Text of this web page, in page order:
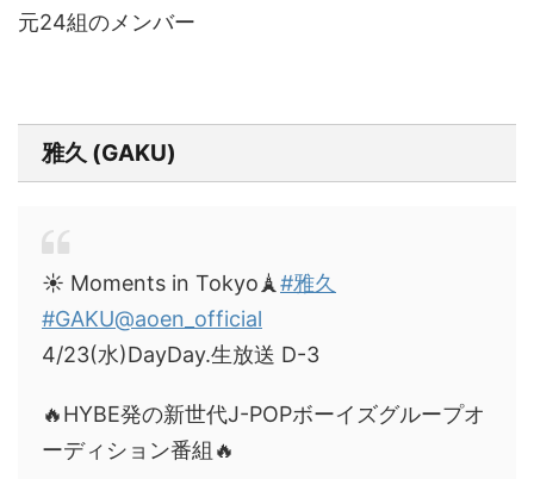
元24組のメンバー
雅久 (GAKU)
☀️ Moments in Tokyo🗼#雅久
#GAKU@aoen_official
4/23(水)DayDay.生放送 D-3
🔥HYBE発の新世代J-POPボーイズグループオ
ーディション番組🔥